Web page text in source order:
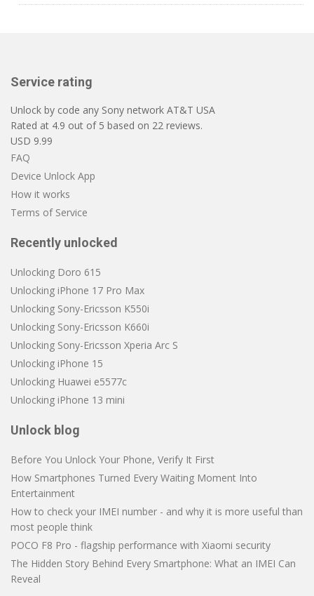
Service rating
Unlock by code any Sony network AT&T USA
Rated at 4.9 out of 5 based on 22 reviews.
USD 9.99
FAQ
Device Unlock App
How it works
Terms of Service
Recently unlocked
Unlocking Doro 615
Unlocking iPhone 17 Pro Max
Unlocking Sony-Ericsson K550i
Unlocking Sony-Ericsson K660i
Unlocking Sony-Ericsson Xperia Arc S
Unlocking iPhone 15
Unlocking Huawei e5577c
Unlocking iPhone 13 mini
Unlock blog
Before You Unlock Your Phone, Verify It First
How Smartphones Turned Every Waiting Moment Into
Entertainment
How to check your IMEI number - and why it is more useful than
most people think
POCO F8 Pro - flagship performance with Xiaomi security
The Hidden Story Behind Every Smartphone: What an IMEI Can
Reveal